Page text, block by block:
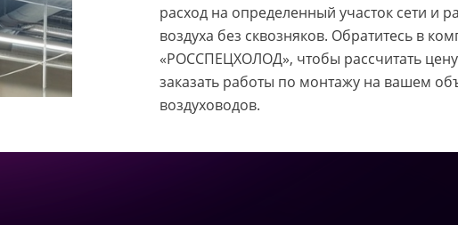
расход на определенный участок сети и
воздуха без сквозняков. Обратитесь в
«РОССПЕЦХОЛОД», чтобы рассчитать
заказать работы по монтажу на вашем
воздуховодов.